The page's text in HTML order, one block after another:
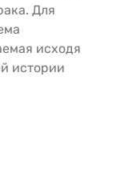
Для
исходя
истории